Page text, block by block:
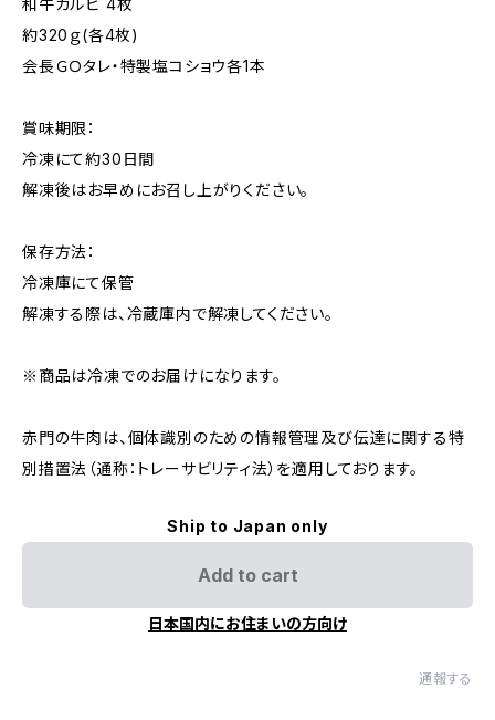
和牛カルビ 4枚
約320ｇ(各4枚)
会長ＧＯタレ・特製塩コショウ各1本
賞味期限：
冷凍にて約30日間
解凍後はお早めにお召し上がりください。
保存方法：
冷凍庫にて保管
解凍する際は、冷蔵庫内で解凍してください。
※商品は冷凍でのお届けになります。
赤門の牛肉は、個体識別のための情報管理及び伝達に関する特
別措置法（通称：トレーサビリティ法）を適用しております。
Ship to Japan only
Add to cart
日本国内にお住まいの方向け
通報する